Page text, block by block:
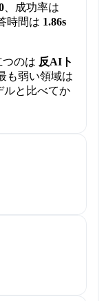
、成功率は
時間は 1.86s
のは 反AIト
も弱い領域は
と比べてか